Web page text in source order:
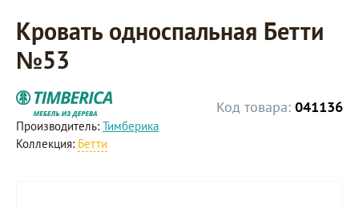
Кровать односпальная Бетти
№53
Код товара: 041136
Производитель: Тимберика
Коллекция: Бетти